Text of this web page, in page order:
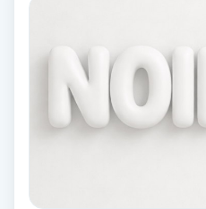
Naglar borttagning